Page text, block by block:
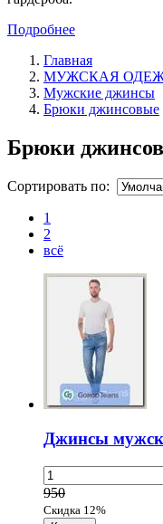
Подробнее
Главная
МУЖСКАЯ
Мужские джинсы
Брюки джинсовые
Брюки
Сортировать по:
1
2
всё
Джинсы
950
Скидка 12%